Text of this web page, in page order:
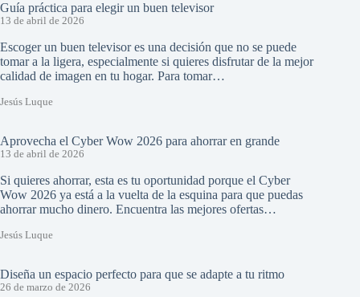
Guía práctica para elegir un buen televisor
13 de abril de 2026
Escoger un buen televisor es una decisión que no se puede
tomar a la ligera, especialmente si quieres disfrutar de la mejor
calidad de imagen en tu hogar. Para tomar…
Jesús Luque
Aprovecha el Cyber Wow 2026 para ahorrar en grande
13 de abril de 2026
Si quieres ahorrar, esta es tu oportunidad porque el Cyber
Wow 2026 ya está a la vuelta de la esquina para que puedas
ahorrar mucho dinero. Encuentra las mejores ofertas…
Jesús Luque
Diseña un espacio perfecto para que se adapte a tu ritmo
26 de marzo de 2026